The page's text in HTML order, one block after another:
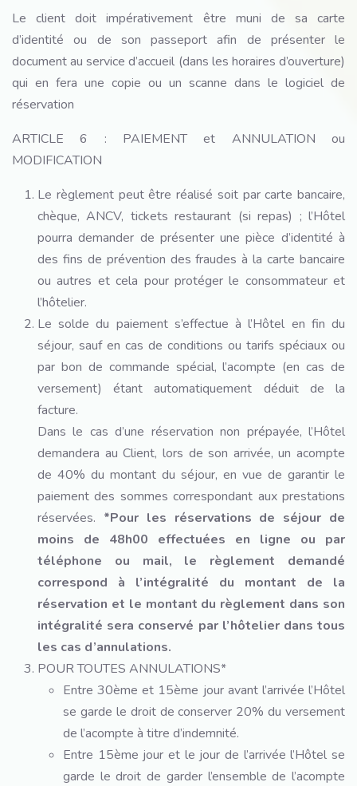
Le client doit impérativement être muni de sa carte
d’identité ou de son passeport afin de présenter le
document au service d’accueil (dans les horaires d’ouverture)
qui en fera une copie ou un scanne dans le logiciel de
réservation
ARTICLE 6 : PAIEMENT et ANNULATION ou
MODIFICATION
Le règlement peut être réalisé soit par carte bancaire,
chèque, ANCV, tickets restaurant (si repas) ; l’Hôtel
pourra demander de présenter une pièce d’identité à
des fins de prévention des fraudes à la carte bancaire
ou autres et cela pour protéger le consommateur et
l’hôtelier.
Le solde du paiement s’effectue à l’Hôtel en fin du
séjour, sauf en cas de conditions ou tarifs spéciaux ou
par bon de commande spécial, l’acompte (en cas de
versement) étant automatiquement déduit de la
facture.
Dans le cas d’une réservation non prépayée, l’Hôtel
demandera au Client, lors de son arrivée, un acompte
de 40% du montant du séjour, en vue de garantir le
paiement des sommes correspondant aux prestations
réservées. *Pour les réservations de séjour de
moins de 48h00 effectuées en ligne ou par
téléphone ou mail, le règlement demandé
correspond à l’intégralité du montant de la
réservation et le montant du règlement dans son
intégralité sera conservé par l’hôtelier dans tous
les cas d’annulations.
POUR TOUTES ANNULATIONS*
Entre 30ème et 15ème jour avant l’arrivée l’Hôtel
se garde le droit de conserver 20% du versement
de l’acompte à titre d’indemnité.
Entre 15ème jour et le jour de l’arrivée l’Hôtel se
garde le droit de garder l’ensemble de l’acompte